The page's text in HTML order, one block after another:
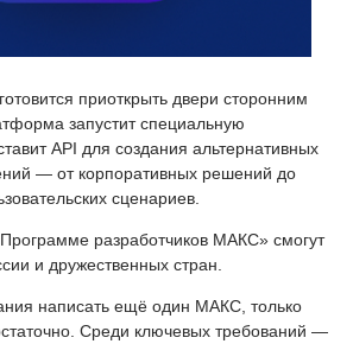
приоткрыть двери сторонним
запустит специальную
API для создания альтернативных
— от корпоративных решений до
сценариев.
разработчиков МАКС» смогут
и дружественных стран.
написать ещё один МАКС, только
Среди ключевых требований —